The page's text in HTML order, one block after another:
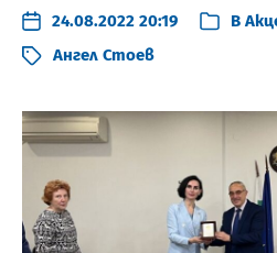
24.08.2022 20:19 В
Ангел Стоев